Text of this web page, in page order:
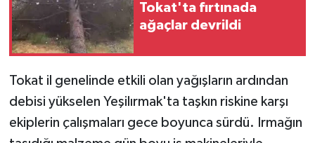
Tokat'ta fırtınada
ağaçlar devrildi
Tokat il genelinde etkili olan yağışların ardından
debisi yükselen Yeşilırmak'ta taşkın riskine karşı
ekiplerin çalışmaları gece boyunca sürdü. Irmağın